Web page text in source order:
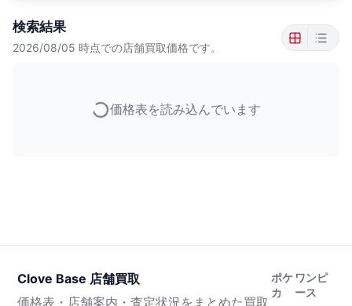
検索結果
2026/08/05 時点での店舗買取価格です。
価格表を読み込んでいます
Clove Base 店舗買取
価格表・店舗案内・査定状況をまとめた買取
ポケ
カ
ワンピ
ース